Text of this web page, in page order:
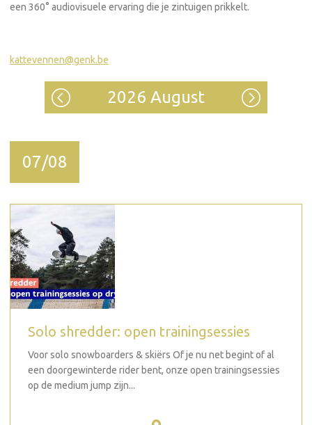
een 360° audiovisuele ervaring die je zintuigen prikkelt.
kattevennen@genk.be
2026 August
07/08
Solo shredder: open trainingsessies
Voor solo snowboarders & skiërs Of je nu net begint of al
een doorgewinterde rider bent, onze open trainingsessies
op de medium jump zijn...